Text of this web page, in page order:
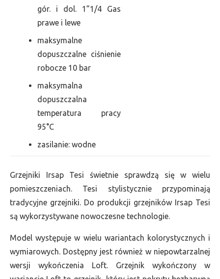
gór. i dol. 1”1/4 Gas
prawe i lewe
maksymalne
dopuszczalne ciśnienie
robocze 10 bar
maksymalna
dopuszczalna
temperatura pracy
95°C
zasilanie: wodne
Grzejniki Irsap Tesi świetnie sprawdzą się w wielu
pomieszczeniach. Tesi stylistycznie przypominają
tradycyjne grzejniki. Do produkcji grzejników Irsap Tesi
są wykorzystywane nowoczesne technologie.
Model występuje w wielu wariantach kolorystycznych i
wymiarowych. Dostępny jest również w niepowtarzalnej
wersji wykończenia Loft. Grzejnik wykończony w